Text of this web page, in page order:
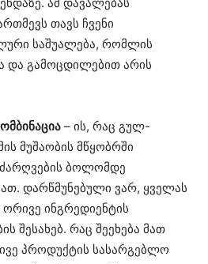
თავს ჩვენი
საშუალება, რომლის
და გამოცდილებით არის
– ის, რაც გულ-
მუშაობის მწყობრში
ბოლომდე
დარწმუნებული ვარ, ყველას
ინგრედიენტის
შესახებ. რაც შეეხება მათ
პროდუქტის სასარგებლო